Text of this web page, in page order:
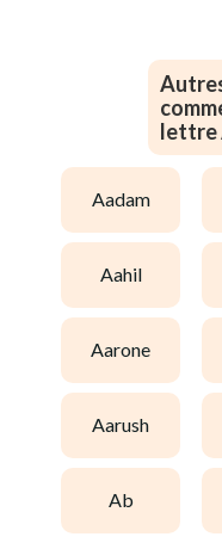
lettre
aadam
aahil
aarone
aarush
ab